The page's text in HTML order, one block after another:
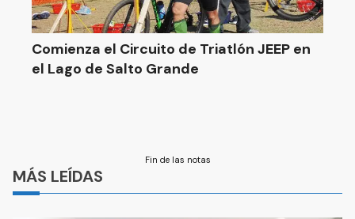
Comienza el Circuito de Triatlón JEEP en
el Lago de Salto Grande
Fin de las notas
MÁS LEÍDAS